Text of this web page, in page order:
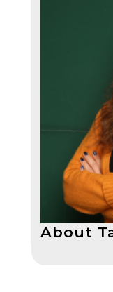
About